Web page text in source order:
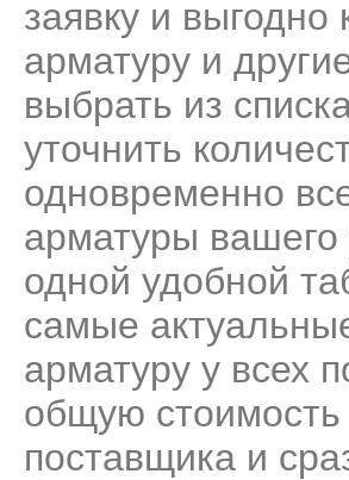
заявку и
арматуру и
выбрать из
уточнить
одновременно
арматуры вашего
одной удобной
самые
арматуру у всех
общую
поставщика и